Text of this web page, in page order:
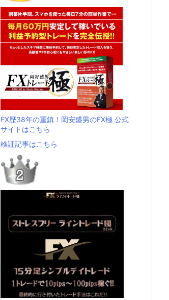
FX歴38年の重鎮！岡安盛男のFX極 公式
サイトはこちら
検証記事はこちら